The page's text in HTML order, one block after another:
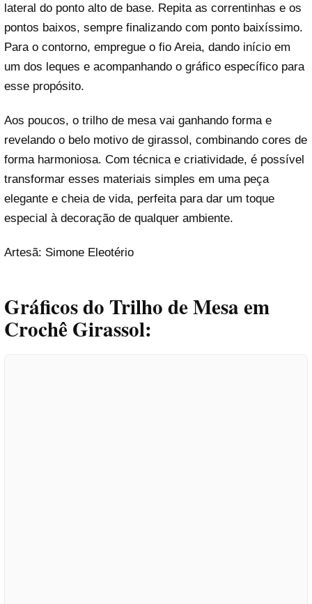
lateral do ponto alto de base. Repita as correntinhas e os
pontos baixos, sempre finalizando com ponto baixíssimo.
Para o contorno, empregue o fio Areia, dando início em
um dos leques e acompanhando o gráfico específico para
esse propósito.
Aos poucos, o trilho de mesa vai ganhando forma e
revelando o belo motivo de girassol, combinando cores de
forma harmoniosa. Com técnica e criatividade, é possível
transformar esses materiais simples em uma peça
elegante e cheia de vida, perfeita para dar um toque
especial à decoração de qualquer ambiente.
Artesã: Simone Eleotério
Gráficos do Trilho de Mesa em
Crochê Girassol: